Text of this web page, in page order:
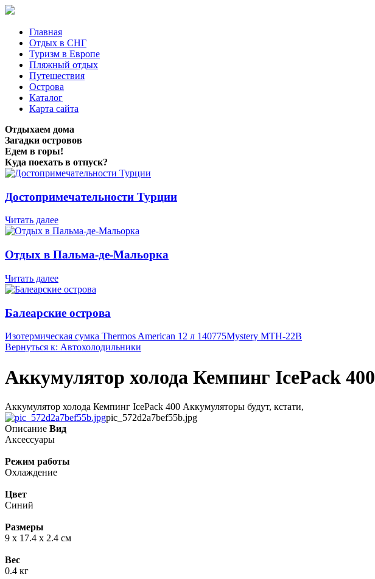
Главная
Отдых в СНГ
Туризм в Европе
Пляжный отдых
Путешествия
Острова
Каталог
Карта сайта
Отдыхаем дома
Загадки островов
Едем в горы!
Куда поехать в отпуск?
Достопримечательности Турции
Читать далее
Отдых в Пальма-де-Мальорка
Читать далее
Балеарские острова
Изотермическая сумка Thermos American 12 л 140775Mystery MTH-22B
Вернуться к: Автохолодильники
Аккумулятор холода Кемпинг IcePack 400
Аккумулятор холода Кемпинг IcePack 400 Аккумуляторы будут, кстати,
pic_572d2a7bef55b.jpg
Описание Вид
Аксессуары
Режим работы
Охлаждение
Цвет
Синий
Размеры
9 х 17.4 х 2.4 см
Вес
0.4 кг